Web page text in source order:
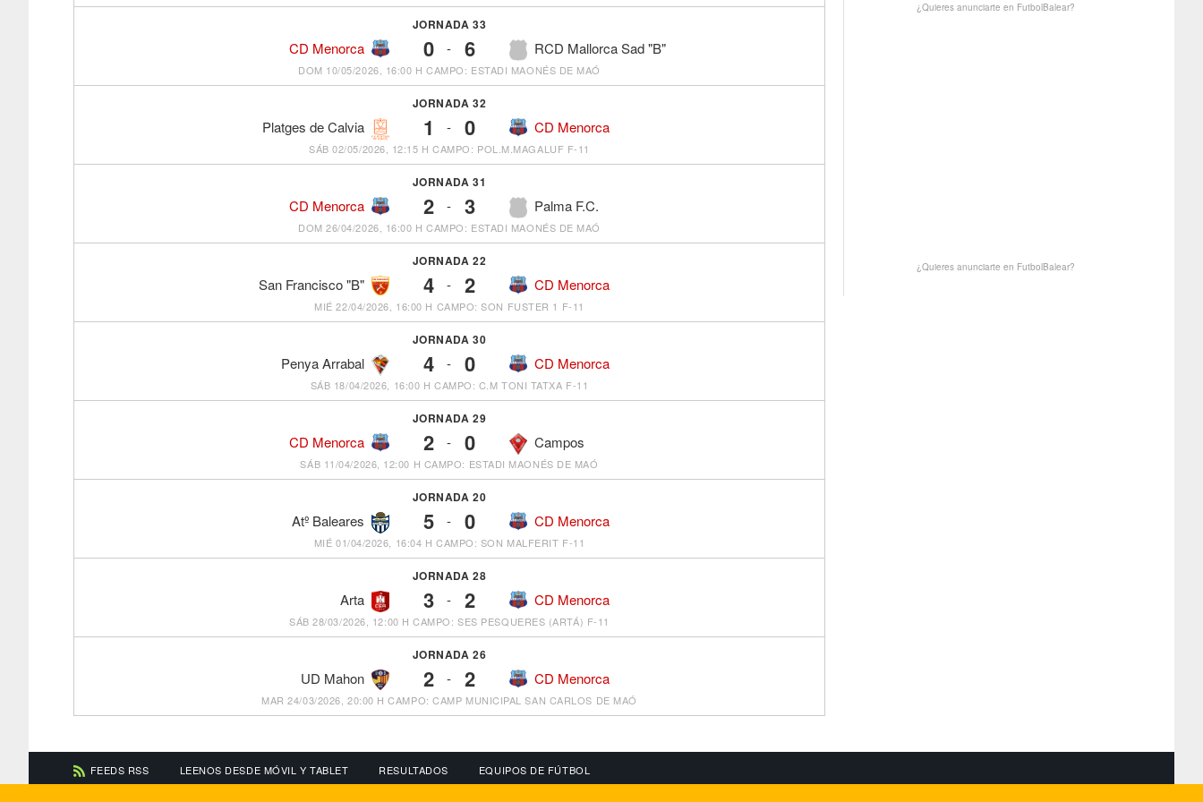
JORNADA 33
CD Menorca 0 - RCD Mallorca Sad "B"
6
DOM 10/05/2026, 16:00 H CAMPO: ESTADI MAONÉS DE MAÓ
JORNADA 32
Platges de Calvia 1 - CD Menorca
0
SÁB 02/05/2026, 12:15 H CAMPO: POL.M.MAGALUF F-11
JORNADA 31
CD Menorca 2 - Palma F.C.
3
DOM 26/04/2026, 16:00 H CAMPO: ESTADI MAONÉS DE MAÓ
JORNADA 22
San Francisco "B" 4 - CD Menorca
2
MIÉ 22/04/2026, 16:00 H CAMPO: SON FUSTER 1 F-11
JORNADA 30
Penya Arrabal 4 - CD Menorca
0
SÁB 18/04/2026, 16:00 H CAMPO: C.M TONI TATXA F-11
JORNADA 29
CD Menorca 2 - Campos
0
SÁB 11/04/2026, 12:00 H CAMPO: ESTADI MAONÉS DE MAÓ
JORNADA 20
Atº Baleares 5 - CD Menorca
0
MIÉ 01/04/2026, 16:04 H CAMPO: SON MALFERIT F-11
JORNADA 28
Arta 3 - CD Menorca
2
SÁB 28/03/2026, 12:00 H CAMPO: SES PESQUERES (ARTÁ) F-11
JORNADA 26
UD Mahon 2 - CD Menorca
2
MAR 24/03/2026, 20:00 H CAMPO: CAMP MUNICIPAL SAN CARLOS DE MAÓ
¿Quieres anunciarte en FutbolBalear?
¿Quieres anunciarte en FutbolBalear?
FEEDS RSS LEENOS DESDE MÓVIL Y TABLET RESULTADOS EQUIPOS DE FÚTBOL